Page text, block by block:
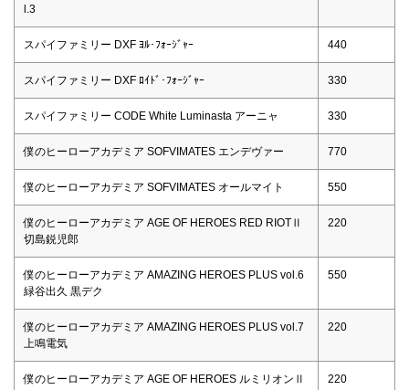
l.3
スパイファミリー DXF ﾖﾙ･ﾌｫｰｼﾞｬｰ 440
スパイファミリー DXF ﾛｲﾄﾞ･ﾌｫｰｼﾞｬｰ 330
スパイファミリー CODE White Luminasta アーニャ 330
僕のヒーローアカデミア SOFVIMATES エンデヴァー 770
僕のヒーローアカデミア SOFVIMATES オールマイト 550
僕のヒーローアカデミア AGE OF HEROES RED RIOTⅡ
切島鋭児郎
220
僕のヒーローアカデミア AMAZING HEROES PLUS vol.6
緑谷出久 黒デク
550
僕のヒーローアカデミア AMAZING HEROES PLUS vol.7
上鳴電気
220
僕のヒーローアカデミア AGE OF HEROES ルミリオンⅡ 220